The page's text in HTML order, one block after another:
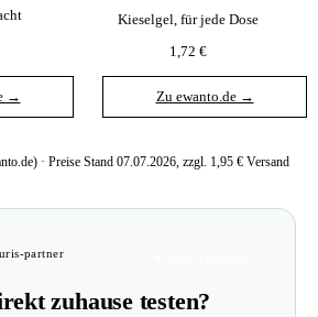
→
Kieselgel, für jede Dose
1,72 €
Zu ewanto.de →
· Preise Stand 07.07.2026, zzgl. 1,95 € Versand
partner
zuhause testen?